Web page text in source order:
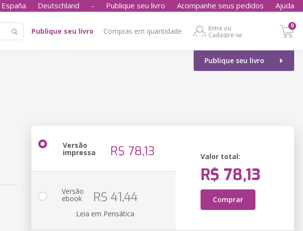
España Deutschland - Publique seu livro Acompanhe seus pedidos Ajuda
Publique seu livro Compras em quantidade
Entre ou
Cadastre-se
0
Publique seu livro
Versão
impressa R$ 78,13 Valor total:
R$ 78,13
Comprar
Versão
ebook R$ 41,44
Leia em Pensática